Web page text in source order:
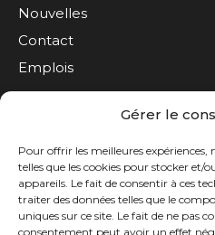
Gérer le
Pour offrir les meilleures expériences,
telles que les cookies pour stocker et/
appareils. Le fait de consentir à ces
traiter des données telles que le
uniques sur ce site. Le fait de ne pas
consentement peut avoir un effet
Nouvelles
Contact
Emplois
S'inscrire à